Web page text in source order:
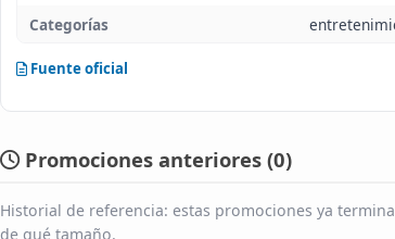
Categorías
Fuente oficial
Promociones anteriores (0)
Historial de referencia: estas promociones ya
de qué tamaño.